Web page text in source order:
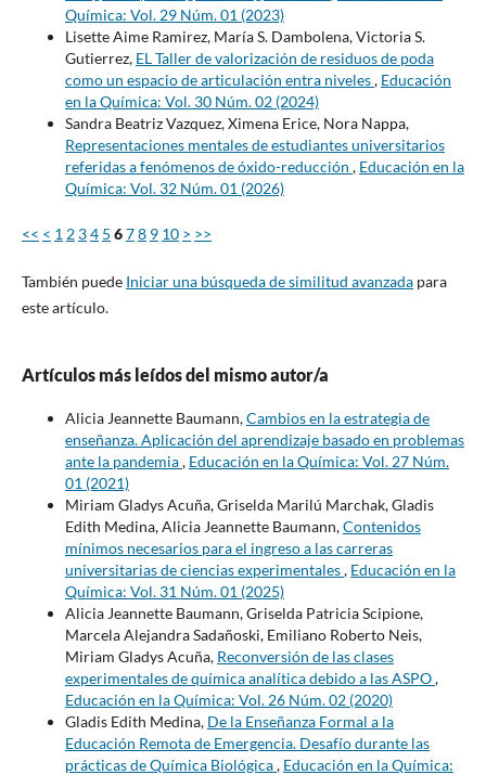
Química: Vol. 29 Núm. 01 (2023)
Lisette Aime Ramirez, María S. Dambolena, Victoria S.
Gutierrez, EL Taller de valorización de residuos de poda
como un espacio de articulación entra niveles, Educación
en la Química: Vol. 30 Núm. 02 (2024)
Sandra Beatriz Vazquez, Ximena Erice, Nora Nappa,
Representaciones mentales de estudiantes universitarios
referidas a fenómenos de óxido-reducción , Educación en la
Química: Vol. 32 Núm. 01 (2026)
<< < 1 2 34 5 678 9 10 > >>
También puede Iniciar una búsqueda de similitud avanzadapara
este artículo.
Artículos más leídos del mismo autor/a
Alicia Jeannette Baumann,Cambios en la estrategia de
enseñanza. Aplicación del aprendizaje basado en problemas
ante la pandemia, Educación en la Química: Vol. 27 Núm.
01 (2021)
Miriam Gladys Acuña, Griselda Marilú Marchak, Gladis
Edith Medina, Alicia Jeannette Baumann,Contenidos
mínimos necesarios para el ingreso a las carreras
universitarias de ciencias experimentales, Educación en la
Química: Vol. 31 Núm. 01 (2025)
Alicia Jeannette Baumann, Griselda Patricia Scipione,
Marcela Alejandra Sadañoski, Emiliano Roberto Neis,
Miriam Gladys Acuña, Reconversión de las clases
experimentales de química analítica debido a las ASPO,
Educación en la Química: Vol. 26 Núm. 02 (2020)
Gladis Edith Medina, De la Enseñanza Formal a la
Educación Remota de Emergencia. Desafío durante las
prácticas de Química Biológica, Educación en la Química: